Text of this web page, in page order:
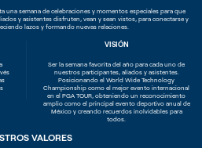
una semana de celebraciones y momentos especiales para que
y asistentes disfruten, vean y sean vistos, para conectarse y
lazos y formando nuevas relaciones.
VISIÓN
Ser la semana favorita del año para cada uno de
nuestros participantes, aliados y asistentes.
Posicionando el World Wide Technology
Championship como el mejor evento internacional
en el PGA TOUR, obteniendo un reconocimiento
amplio como el principal evento deportivo anual de
México y creando recuerdos inolvidables para
todos.
VALORES